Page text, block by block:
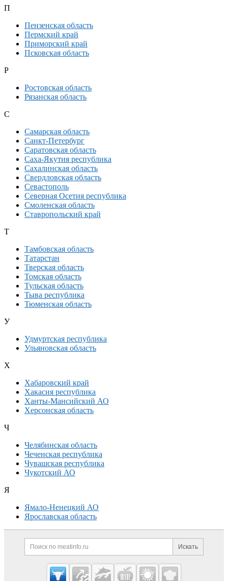
П
Пензенская область
Пермский край
Приморский край
Псковская область
Р
Ростовская область
Рязанская область
С
Самарская область
Санкт-Петербург
Саратовская область
Саха-Якутия республика
Сахалинская область
Свердловская область
Севастополь
Северная Осетия республика
Смоленская область
Ставропольский край
Т
Тамбовская область
Татарстан
Тверская область
Томская область
Тульская область
Тыва республика
Тюменская область
У
Удмуртская республика
Ульяновская область
Х
Хабаровский край
Хакасия республика
Ханты-Мансийский АО
Херсонская область
Ч
Челябинская область
Чеченская республика
Чувашская республика
Чукотский АО
Я
Ямало-Ненецкий АО
Ярославская область
Дополнительная информация
Поиск по сайту и
Искать
Cсылки на полезные проекты